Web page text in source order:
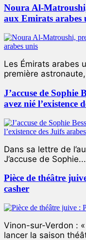
Noura Al-
aux Emirats arabes
Les Émirats arabes
première
J’accuse de Sophie
avez nié l’existence
Dans sa lettre de
J’accuse de Sophie...
Pièce de théâtre
casher
Vinon-sur-Verdon : «
lancer la saison